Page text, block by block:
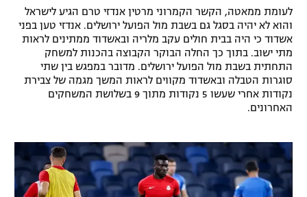
מדיניות פרטיות
תקנון פעילות ספורט 1
רשיון להקרנה פומבית לבית עסק
לוח דרושים – ג'ובנט
אומנויות לחימה
גיימינג E-Sports
לעומת ממאטה, הקשר הקמרוני מרטין אנדזי טרם הגיע לישראל
והוא לא יהיה בסגל גם בשבת מול הפועל ירושלים. אנדזי טען בפני
אשדוד כי היה בבית חולים עקב מלריה ובאשדוד ממתינים לראות
מתי ישוב. בתוך כך החלה הבוקר הקבוצה בהכנות למשחק
התחתית בשבת מול הפועל ירושלים. מדובר במפגש בין שתי
סוגרות הטבלה ובאשדוד מקווים לראות המשך מגמה של צבירת
נקודות אחרי שעשו 5 נקודות מתוך 9 בשלושת המשחקים
האחרונים.